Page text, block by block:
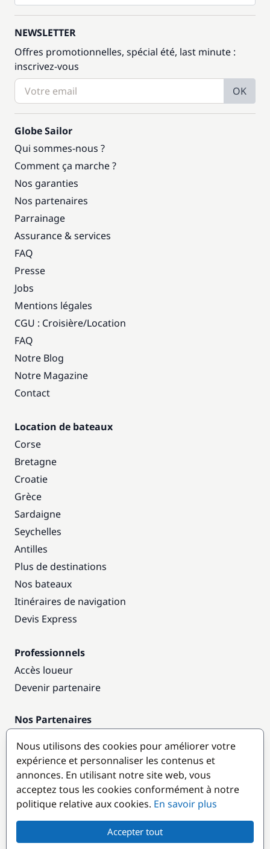
NEWSLETTER
Offres promotionnelles, spécial été, last minute :
inscrivez-vous
OK
Globe Sailor
Qui sommes-nous ?
Comment ça marche ?
Nos garanties
Nos partenaires
Parrainage
Assurance & services
FAQ
Presse
Jobs
Mentions légales
CGU : Croisière/Location
FAQ
Notre Blog
Notre Magazine
Contact
Location de bateaux
Corse
Bretagne
Croatie
Grèce
Sardaigne
Seychelles
Antilles
Plus de destinations
Nos bateaux
Itinéraires de navigation
Devis Express
Professionnels
Accès loueur
Devenir partenaire
Nos Partenaires
Destinations populaires
Nous utilisons des cookies pour améliorer votre
expérience et personnaliser les contenus et
annonces. En utilisant notre site web, vous
acceptez tous les cookies conformément à notre
politique relative aux cookies. En savoir plus
Accepter tout